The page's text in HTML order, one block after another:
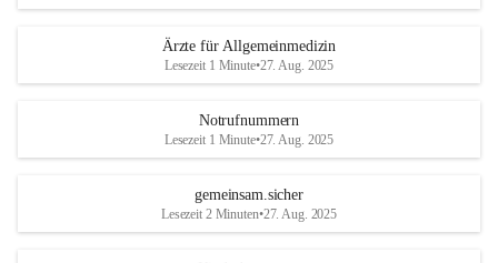
Ärzte für Allgemeinmedizin
Lesezeit 1 Minute•27. Aug. 2025
Notrufnummern
Lesezeit 1 Minute•27. Aug. 2025
gemeinsam.sicher
Lesezeit 2 Minuten•27. Aug. 2025